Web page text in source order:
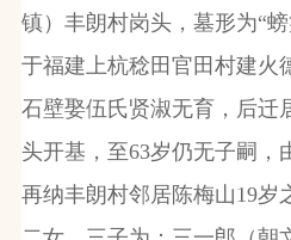
镇）丰朗村岗头，墓形为“螃
于福建上杭稔田官田村建火
石壁娶伍氏贤淑无育，后迁
头开基，至63岁仍无子嗣，
再纳丰朗村邻居陈梅山19岁